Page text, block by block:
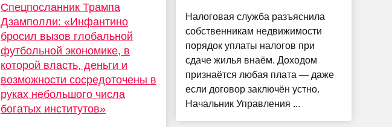
Спецпосланник Трампа
Дзамполли: «Инфантино
бросил вызов глобальной
футбольной экономике, в
которой власть, деньги и
возможности сосредоточены в
руках небольшого числа
богатых институтов»
Налоговая служба разъяснила
собственникам недвижимости
порядок уплаты налогов при
сдаче жилья внаём. Доходом
признаётся любая плата — даже
если договор заключён устно.
Начальник Управления ...